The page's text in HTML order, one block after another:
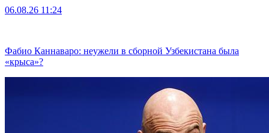
06.08.26 11:24
Фабио Каннаваро: неужели в сборной Узбекистана была
«крыса»?